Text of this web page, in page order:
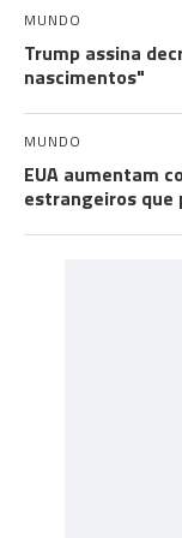
MUNDO
Trump assina
nascimentos"
MUNDO
EUA aumentam
estrangeiros que